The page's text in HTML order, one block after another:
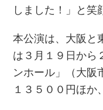
しました！」と笑
本公演は、大阪と
は３月１９日から
ンホール」（大阪
１３５００円ほか